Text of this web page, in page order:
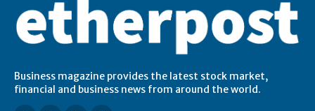
Business magazine provides the latest stock market,
financial and business news from around the world.